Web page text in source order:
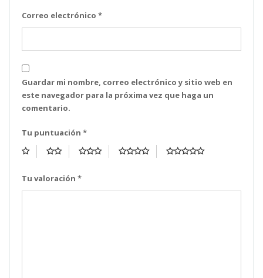
Correo electrónico *
Guardar mi nombre, correo electrónico y sitio web en
este navegador para la próxima vez que haga un
comentario.
Tu puntuación *
Tu valoración *